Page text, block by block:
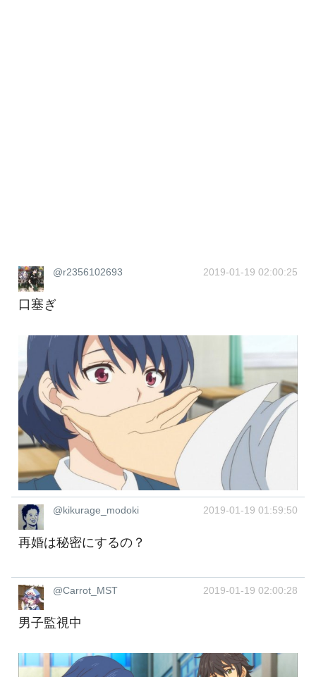
@r2356102693 2019-01-19 02:00:25
口塞ぎ
@kikurage_modoki 2019-01-19 01:59:50
再婚は秘密にするの？
@Carrot_MST 2019-01-19 02:00:28
男子監視中